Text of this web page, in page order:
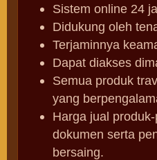
Sistem online 24
Didukung oleh
Terjaminnya
Dapat diakses
Semua produk
yang
Harga jual
dokumen serta
bersaing.